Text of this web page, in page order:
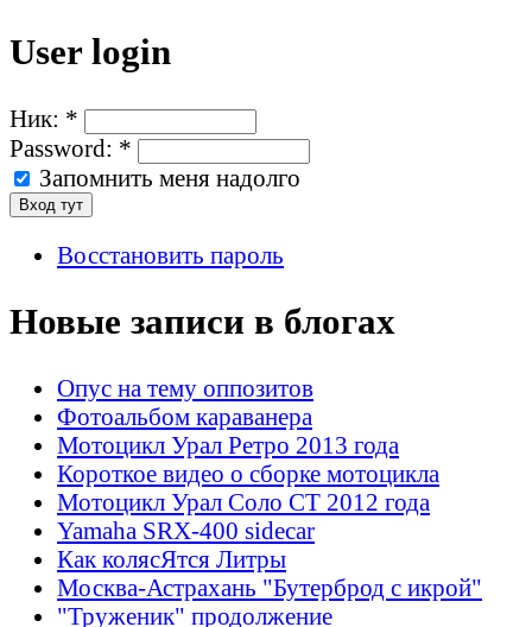
User login
Ник: *
Password: *
Запомнить меня надолго
Восстановить пароль
Новые записи в блогах
Опус на тему оппозитов
Фотоальбом караванера
Мотоцикл Урал Ретро 2013 года
Короткое видео о сборке мотоцикла
Мотоцикл Урал Соло СТ 2012 года
Yamaha SRX-400 sidecar
Как колясЯтся Литры
Москва-Астрахань "Бутерброд с икрой"
"Труженик" продолжение